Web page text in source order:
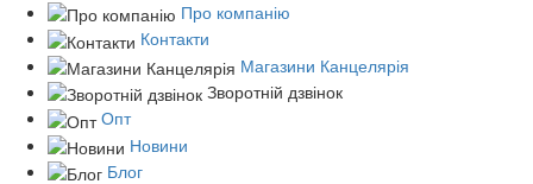
Про компанію
Контакти
Магазини Канцелярія
Зворотній дзвінок
Опт
Новини
Блог